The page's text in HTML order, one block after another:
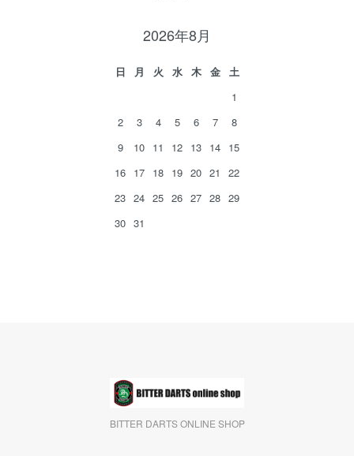
2026年8月
日 月 火 水 木 金
土
1
2
3 4 5 6 7
8
9
10 11 12 13 14 15
16 17 18 19 20 21
22
23 24 25 26 27 28 29
30 31
BITTER DARTS ONLINE SHOP